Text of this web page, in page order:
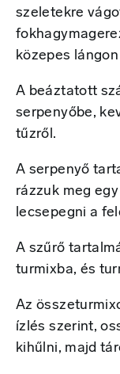
szeletekre
közepes
A beáztatott
serpenyőbe,
tűzről.
A serpenyő
rázzuk meg
lecsepegni a
A szűrő
turmixba, és
Az
ízlés szerint,
kihűlni, majd